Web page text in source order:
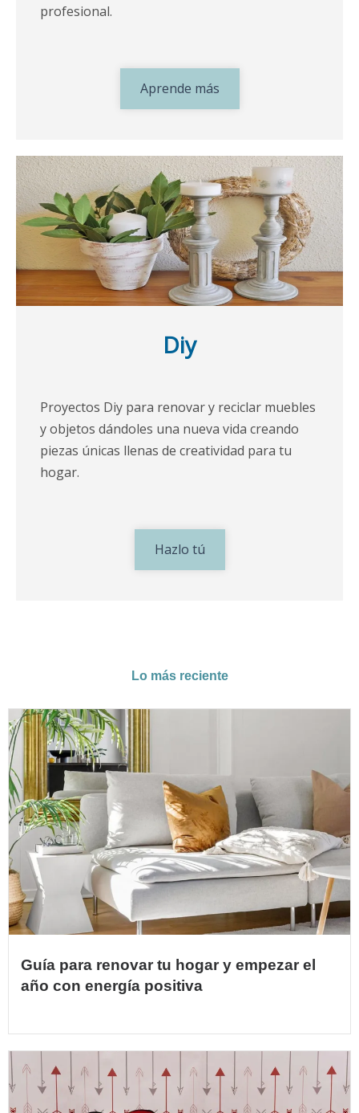
profesional.
Aprende más
Diy
Proyectos Diy para renovar y reciclar muebles
y objetos dándoles una nueva vida creando
piezas únicas llenas de creatividad para tu
hogar.
Hazlo tú
Lo más reciente
Guía para renovar tu hogar y empezar el
año con energía positiva